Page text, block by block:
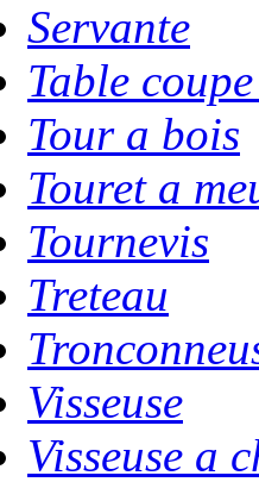
Servante
Table
Tour a bois
Touret a
Tournevis
Treteau
Visseuse
Visseuse a